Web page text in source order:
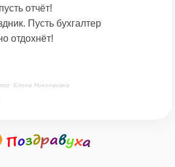
отчёт!
Пусть бухгалтер
отдохнёт!
Елена Николаевна